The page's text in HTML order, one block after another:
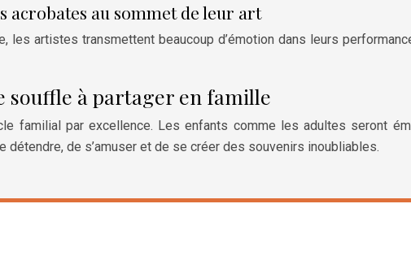
acrobates au sommet de leur art
les artistes transmettent beaucoup d’émotion dans leurs
souffle à partager en famille
familial par excellence. Les enfants comme les adultes seront
détendre, de s’amuser et de se créer des souvenirs inoubliables.